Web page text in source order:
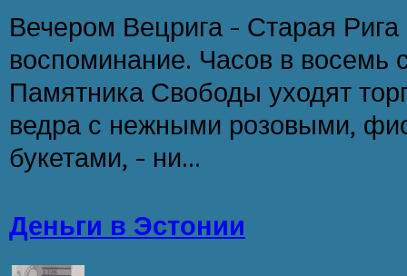
Вечером Вецрига – Старая
воспоминание. Часов в восемь
Памятника Свободы уходят
ведра с нежными розовыми,
букетами, – ни...
Деньги в Эстонии